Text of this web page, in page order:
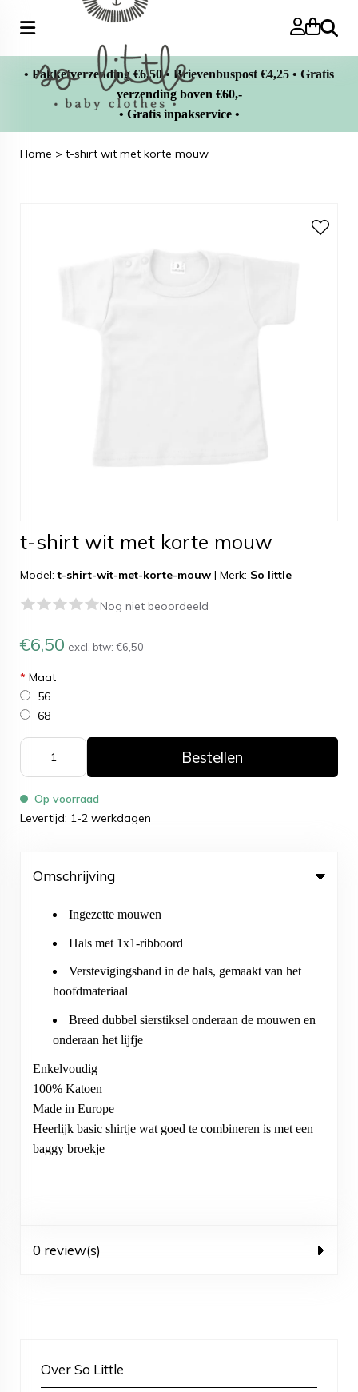
Zoeken
• Pakketverzending €6,50 • Brievenbuspost €4,25 • Gratis
verzending boven €60,-
• Gratis inpakservice •
Home > t-shirt wit met korte mouw
t-shirt wit met korte mouw
Model:t-shirt-wit-met-korte-mouw | Merk: So little
Nog niet beoordeeld
€6,50 excl. btw: €6,50
* Maat
56
68
Bestellen
Op voorraad
Levertijd: 1-2 werkdagen
Omschrijving
Ingezette mouwen
Hals met 1x1-ribboord
Verstevigingsband in de hals, gemaakt van het
hoofdmateriaal
Breed dubbel sierstiksel onderaan de mouwen en
onderaan het lijfje
Enkelvoudig
100% Katoen
Made in Europe
Heerlijk basic shirtje wat goed te combineren is met een
baggy broekje
0 review(s)
Over So Little